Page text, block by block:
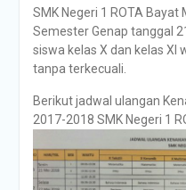
SMK Negeri 1 ROTA
Semester Genap tanggal
siswa kelas X dan kelas XI
tanpa terkecuali.
Berikut jadwal ulangan
2017-2018 SMK Negeri 1